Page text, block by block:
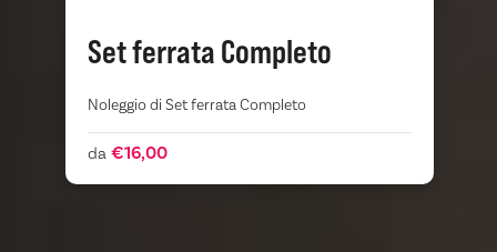
Set ferrata Completo
Noleggio di Set ferrata Completo
da€16,00